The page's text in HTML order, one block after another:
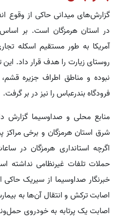
گزارش‌های میدانی حاکی از وقوع
در استان هرمزگان است. بر اساس
آمریکا به طور مستقیم اسکله
روستای زیارت را هدف قرار داد.
نبوده و مناطق اطراف جزیره
فرودگاه بندرعباس را نیز در بر گرفت.
منابع محلی و صداوسیما گزارش
شرق استان هرمزگان و برخی مراکز
اگرچه استانداری هرمزگان در
حملات تلفات غیرنظامی نداشته
خبرنگار صداوسیما از سیریک حاکی
اصابت ترکش و انتقال آن‌ها به
اصابت یک پرتابه به خودروی